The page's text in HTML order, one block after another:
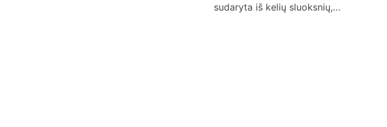
sudaryta iš kelių sluoksnių,…